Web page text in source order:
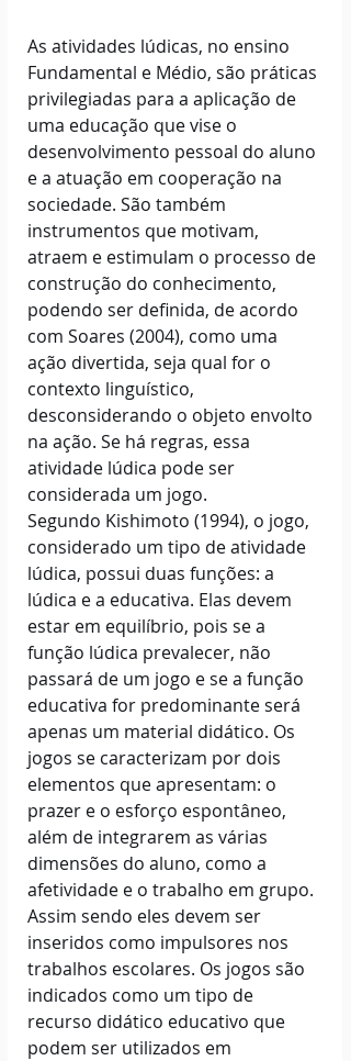
As atividades lúdicas, no ensino
Fundamental e Médio, são práticas
privilegiadas para a aplicação de
uma educação que vise o
desenvolvimento pessoal do aluno
e a atuação em cooperação na
sociedade. São também
instrumentos que motivam,
atraem e estimulam o processo de
construção do conhecimento,
podendo ser definida, de acordo
com Soares (2004), como uma
ação divertida, seja qual for o
contexto linguístico,
desconsiderando o objeto envolto
na ação. Se há regras, essa
atividade lúdica pode ser
considerada um jogo.
Segundo Kishimoto (1994), o jogo,
considerado um tipo de atividade
lúdica, possui duas funções: a
lúdica e a educativa. Elas devem
estar em equilíbrio, pois se a
função lúdica prevalecer, não
passará de um jogo e se a função
educativa for predominante será
apenas um material didático. Os
jogos se caracterizam por dois
elementos que apresentam: o
prazer e o esforço espontâneo,
além de integrarem as várias
dimensões do aluno, como a
afetividade e o trabalho em grupo.
Assim sendo eles devem ser
inseridos como impulsores nos
trabalhos escolares. Os jogos são
indicados como um tipo de
recurso didático educativo que
podem ser utilizados em